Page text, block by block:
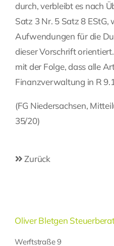
durch, verbleibt es nach
Satz 3 Nr. 5 Satz 8
Aufwendungen für die
dieser Vorschrift
mit der Folge, dass alle
Finanzverwaltung in R
(FG Niedersachsen,
35/20)
Zurück
Oliver Bletgen
Werftstraße 9